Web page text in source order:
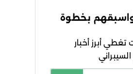
واسبقهم بخطوة
أبرز أخبار